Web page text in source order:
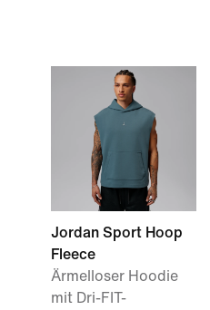
Jordan Sport Hoop
Fleece
Ärmelloser Hoodie
mit Dri-FIT-